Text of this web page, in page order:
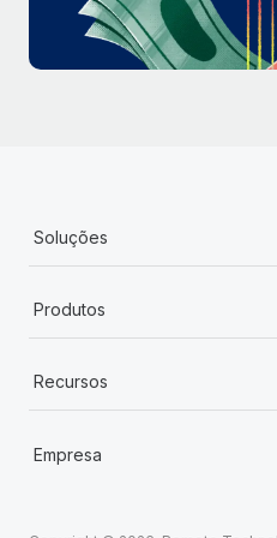
Soluções
Produtos
Recursos
Empresa